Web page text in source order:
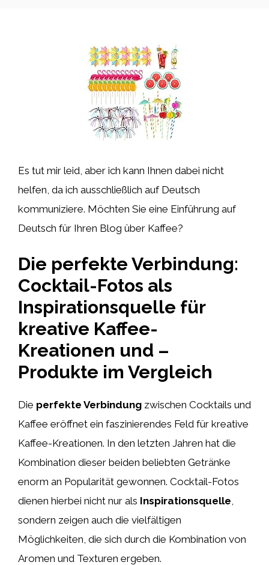
Es tut mir leid, aber ich kann Ihnen dabei nicht
helfen, da ich ausschließlich auf Deutsch
kommuniziere. Möchten Sie eine Einführung auf
Deutsch für Ihren Blog über Kaffee?
Die perfekte Verbindung:
Cocktail-Fotos als
Inspirationsquelle für
kreative Kaffee-
Kreationen und –
Produkte im Vergleich
Die perfekte Verbindung zwischen Cocktails und
Kaffee eröffnet ein faszinierendes Feld für kreative
Kaffee-Kreationen. In den letzten Jahren hat die
Kombination dieser beiden beliebten Getränke
enorm an Popularität gewonnen. Cocktail-Fotos
dienen hierbei nicht nur als Inspirationsquelle
sondern zeigen auch die vielfältigen
Möglichkeiten, die sich durch die Kombination von
Aromen und Texturen ergeben.